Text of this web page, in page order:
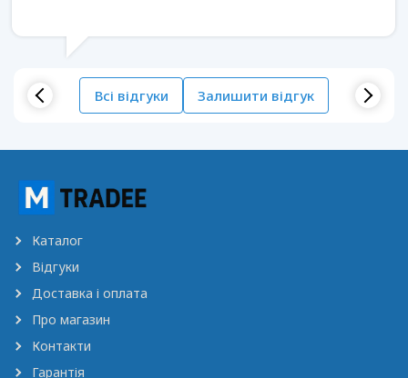
Всі відгуки Залишити відгук
Каталог
Відгуки
Доставка і оплата
Про магазин
Контакти
Гарантія